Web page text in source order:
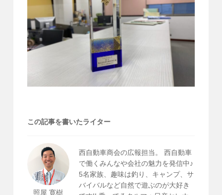
この記事を書いたライター
照屋 寛樹
西自動車商会の広報担当。 西自動車
で働くみんなや会社の魅力を発信中♪
5名家族、趣味は釣り、キャンプ、サ
バイバルなど自然で遊ぶのが大好き